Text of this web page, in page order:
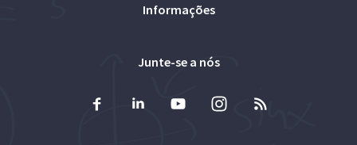
Informações
Junte-se a nós